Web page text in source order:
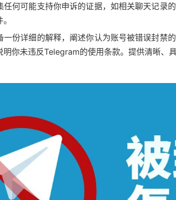
任何可能支持你申诉的证据，如相关聊天记录
一份详细的解释，阐述你认为账号被错误封禁
明你未违反Telegram的使用条款。提供清晰、